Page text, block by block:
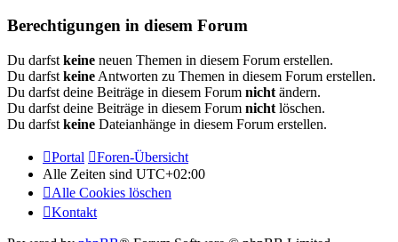
Berechtigungen in diesem Forum
Du darfst keine neuen Themen in diesem Forum erstellen.
Du darfst keine Antworten zu Themen in diesem Forum erstellen.
Du darfst deine Beiträge in diesem Forum nicht ändern.
Du darfst deine Beiträge in diesem Forum nicht löschen.
Du darfst keine Dateianhänge in diesem Forum erstellen.
Portal
Foren-Übersicht
Alle Zeiten sind UTC+02:00
Alle Cookies löschen
Kontakt